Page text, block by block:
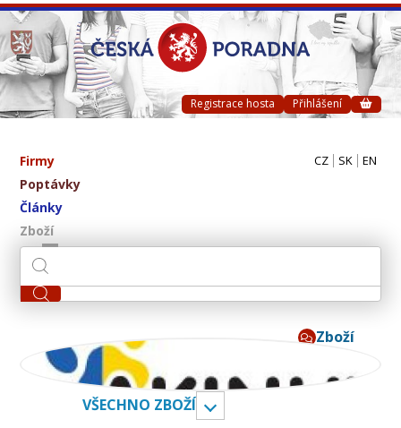
Registrace hosta Přihlášení
Firmy
Poptávky
Články
Zboží
CZ SK EN
Zboží
AKINU CZ s.r.o.
VŠECHNO ZBOŽÍ